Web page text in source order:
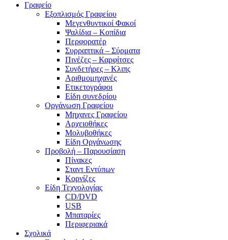
Γραφείο
Εξοπλισμός Γραφείου
Μεγενθυντικοί Φακοί
Ψαλίδια – Κοπίδια
Περφορατέρ
Συρραπτικά – Σύρματα
Πινέζες – Καρφίτσες
Συνδετήρες – Κλιπς
Αριθμομηχανές
Ετικετογράφοι
Είδη συνεδρίου
Οργάνωση Γραφείου
Μηχανες Γραφείου
Αρχειοθήκες
Μολυβοθήκες
Είδη Οργάνωσης
Προβολή – Παρουσίαση
Πίνακες
Σταντ Εντύπων
Κορνίζες
Είδη Τεχνολογίας
CD/DVD
USB
Μπαταρίες
Περιφεριακά
Σχολικά